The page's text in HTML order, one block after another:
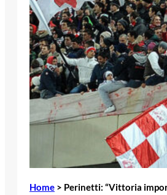
Home > Perinetti: “Vittoria